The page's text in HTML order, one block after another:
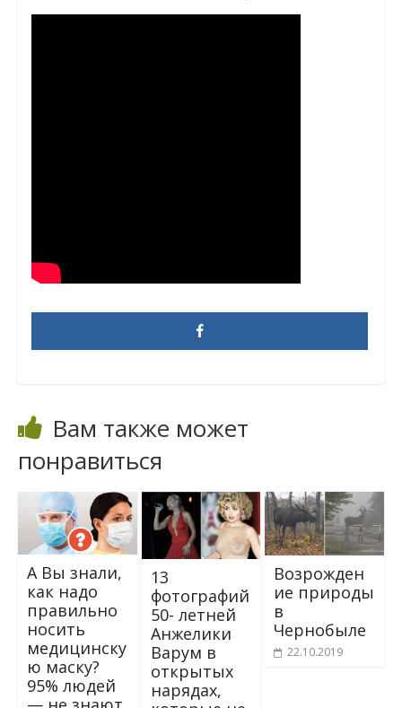
Вам также может
понравиться
А Вы знали,
как надо
правильно
носить
медицинску
ю маску?
95% людей
13
фотографий
50- летней
Анжелики
Варум в
открытых
нарядах,
Возрожден
ие природы
в
Чернобыле
22.10.2019